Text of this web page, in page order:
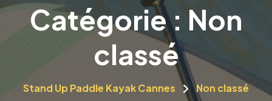
Catégorie : Non
classé
Stand Up Paddle Kayak Cannes Non classé